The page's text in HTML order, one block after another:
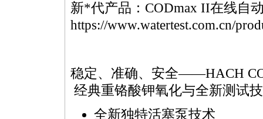
新*代产品： CODmax II在线自
https://www.watertest.com.cn/
稳定、准确、安全——HACH
经典重铬酸钾氧化与全新测试
全新独特活塞泵技术